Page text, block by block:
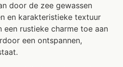
door de zee gewassen
en karakteristieke textuur
rustieke charme toe aan
een ontspannen,